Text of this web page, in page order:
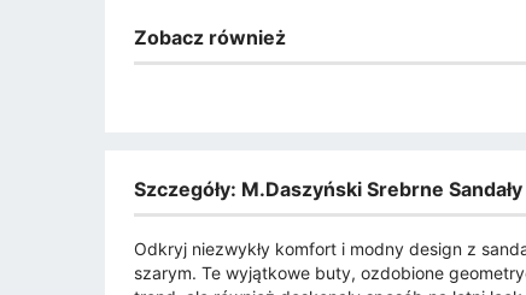
Zobacz również
Szczegóły: M.Daszyński Srebrne
Odkryj niezwykły komfort i modny design z
szarym. Te wyjątkowe buty, ozdobione